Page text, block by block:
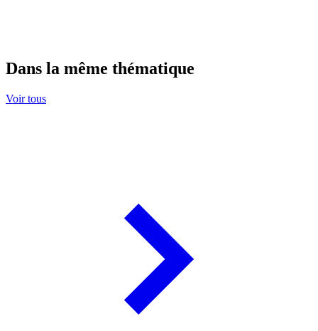
Dans la même thématique
Voir tous